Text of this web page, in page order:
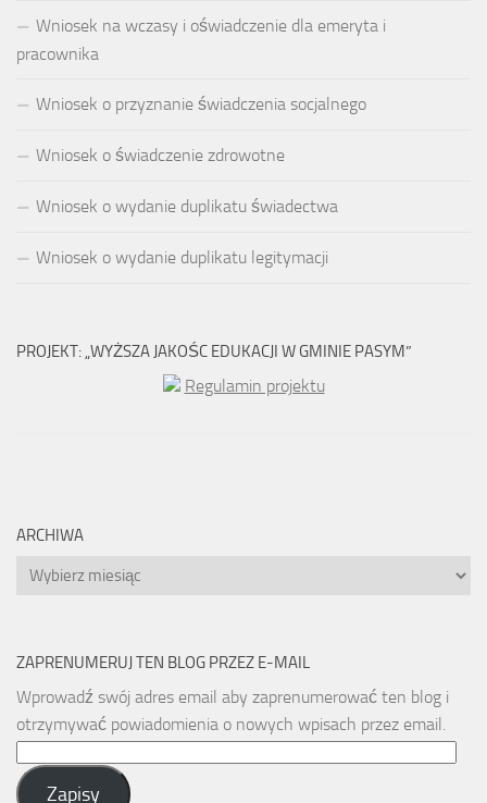
Wniosek na wczasy i oświadczenie dla emeryta i
pracownika
Wniosek o przyznanie świadczenia socjalnego
Wniosek o świadczenie zdrowotne
Wniosek o wydanie duplikatu świadectwa
Wniosek o wydanie duplikatu legitymacji
PROJEKT: „WYŻSZA JAKOŚC EDUKACJI W GMINIE PASYM”
Regulamin projektu
ARCHIWA
Archiwa
ZAPRENUMERUJ TEN BLOG PRZEZ E-MAIL
Wprowadź swój adres email aby zaprenumerować ten blog i
otrzymywać powiadomienia o nowych wpisach przez email.
Address:
Zapisy